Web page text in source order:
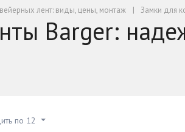
лент: виды, цены, монтаж Замки для
Barger:
по 12